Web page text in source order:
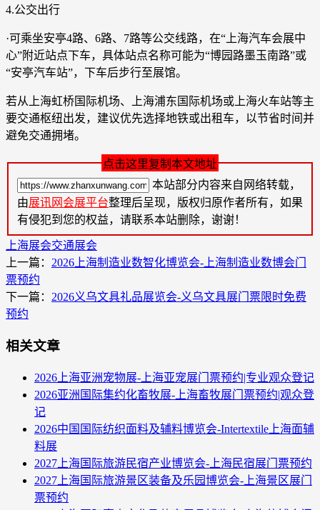
4.公交出行
·可乘坐安亭4路、6路、7路等公交线路，在“上海汽车会展中
心”附近站点下车，具体站点名称可能为“博园路墨玉南路”或
“安亭汽车站”，下车后步行至展馆。
若从上海虹桥国际机场、上海浦东国际机场或上海火车站等主
要交通枢纽出发，建议优先选择地铁或出租车，以节省时间并
避免交通拥堵。
点击这里复制本文地址
本站部分内容来自网络转载，
由展讯网会展平台整理后呈现，版权归原作者所有，如果
有侵犯到您的权益，请联系本站删除，谢谢！
上海展会交通展会
上一篇： 2026上海制造业数智化博览会-上海制造业数博会门
票预约
下一篇： 2026义乌文具礼品展览会-义乌文具展门票限时免费
预约
相关文章
2026上海亚洲宠物展-上海亚宠展门票预约|专业观众登记
2026亚洲国际集约化畜牧展-上海畜牧展门票预约|观众登
记
2026中国国际纺织面料及辅料博览会-Intertextile上海面辅
料展
2027上海国际旅游民宿产业博览会-上海民宿展门票预约
2027上海国际旅游景区装备及乐园博览会-上海景区展门
票预约